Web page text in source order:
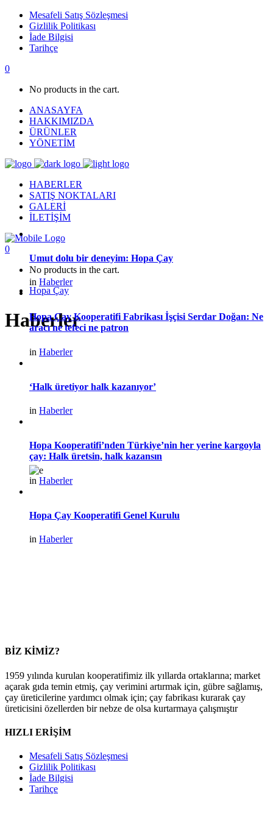
Mesafeli Satış Sözleşmesi
Gizlilik Politikası
İade Bilgisi
Tarihçe
0
No products in the cart.
ANASAYFA
HAKKIMIZDA
ÜRÜNLER
YÖNETİM
HABERLER
SATIŞ NOKTALARI
GALERİ
İLETİŞİM
0
No products in the cart.
Hopa Çay
Haberler
Umut dolu bir deneyim: Hopa Çay
in Haberler
Hopa Çay Kooperatifi Fabrikası İşçisi Serdar Doğan: Ne
aracı ne tefeci ne patron
in Haberler
‘Halk üretiyor halk kazanıyor’
in Haberler
Hopa Kooperatifi’nden Türkiye’nin her yerine kargoyla
çay: Halk üretsin, halk kazansın
in Haberler
Hopa Çay Kooperatifi Genel Kurulu
in Haberler
BİZ KİMİZ?
1959 yılında kurulan kooperatifimiz ilk yıllarda ortaklarına; market
açarak gıda temin etmiş, çay verimini artırmak için, gübre sağlamış,
çay üreticilerine yardımcı olmak için; çay fabrikası kurarak çay
üreticisini özellerden bir nebze de olsa kurtarmaya çalışmıştır
HIZLI ERİŞİM
Mesafeli Satış Sözleşmesi
Gizlilik Politikası
İade Bilgisi
Tarihçe